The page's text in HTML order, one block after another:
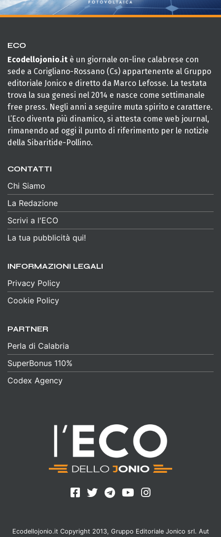
ECO
Ecodellojonio.it è un giornale on-line calabrese con
sede a Corigliano-Rossano (Cs) appartenente al Gruppo
editoriale Jonico e diretto da Marco Lefosse. La testata
trova la sua genesi nel 2014 e nasce come settimanale
free press. Negli anni a seguire muta spirito e carattere.
L’Eco diventa più dinamico, si attesta come web journal,
rimanendo ad oggi il punto di riferimento per le notizie
della Sibaritide-Pollino.
CONTATTI
Chi Siamo
La Redazione
Scrivi a l'ECO
La tua pubblicità qui!
INFORMAZIONI LEGALI
Privacy Policy
Cookie Policy
PARTNER
Perla di Calabria
SuperBonus 110%
Codex Agency
Ecodellojonio.it Copyright 2013, Gruppo Editoriale Jonico srl. Aut